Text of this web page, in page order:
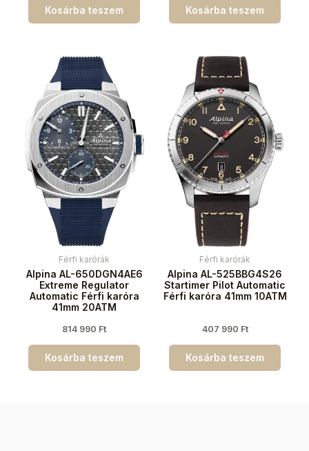
Kosárba teszem Kosárba teszem
Férfi karórák
Alpina AL-650DGN4AE6
Extreme Regulator
Automatic Férfi karóra
41mm 20ATM
814 990 Ft
Kosárba teszem
Férfi karórák
Alpina AL-525BBG4S26
Startimer Pilot Automatic
Férfi karóra 41mm 10ATM
407 990 Ft
Kosárba teszem